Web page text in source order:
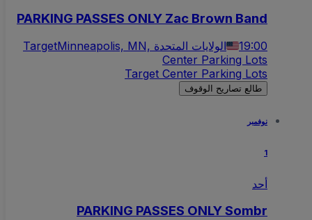
PARKING PASSES ONLY Zac Brown Band
19:00 Minneapolis, MN, الولايات المتحدة
Target
Center Parking Lots
Target Center Parking Lots
طالع تصاريح الوقوف
نوفمبر
1
أحد
PARKING PASSES ONLY Sombr